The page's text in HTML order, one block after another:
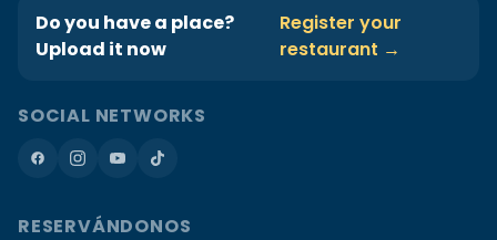
Do you have a place?
Upload it now
Register your
restaurant →
SOCIAL NETWORKS
RESERVÁNDONOS